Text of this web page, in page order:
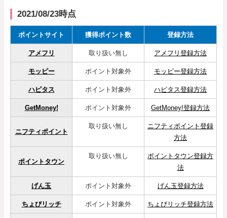
2021/08/23時点
ポイントサイト 獲得ポイント数 登録方法
アメフリ 取り扱い無し アメフリ登録方法
モッピー ポイント対象外 モッピー登録方法
ハピタス ポイント対象外 ハピタス登録方法
GetMoney! ポイント対象外 GetMoney!登録方法
ニフティポイント
取り扱い無し
ニフティポイント登録
方法
ポイントタウン
取り扱い無し
ポイントタウン登録方
法
げん玉 ポイント対象外 げん玉登録方法
ちょびリッチ ポイント対象外 ちょびリッチ登録方法